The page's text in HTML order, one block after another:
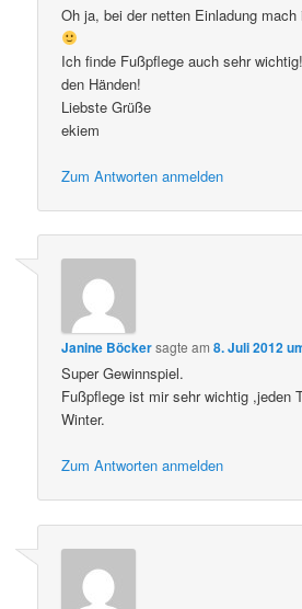
Oh ja, bei der netten Einladung
Ich finde Fußpflege auch sehr
den Händen!
Liebste Grüße
ekiem
Zum Antworten anmelden
Janine Böckersagte am8. Juli 2012
Super Gewinnspiel.
Fußpflege ist mir sehr wichtig ,jeden
Winter.
Zum Antworten anmelden